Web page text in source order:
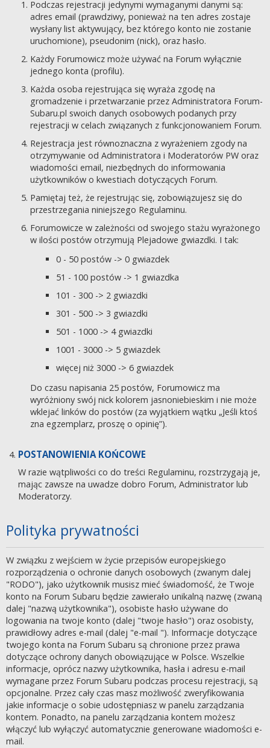
Podczas rejestracji jedynymi wymaganymi danymi są:
adres email (prawdziwy, ponieważ na ten adres zostaje
wysłany list aktywujący, bez którego konto nie zostanie
uruchomione), pseudonim (nick), oraz hasło.
Każdy Forumowicz może używać na Forum wyłącznie
jednego konta (profilu).
Każda osoba rejestrująca się wyraża zgodę na
gromadzenie i przetwarzanie przez Administratora Forum-
Subaru.pl swoich danych osobowych podanych przy
rejestracji w celach związanych z funkcjonowaniem Forum.
Rejestracja jest równoznaczna z wyrażeniem zgody na
otrzymywanie od Administratora i Moderatorów PW oraz
wiadomości email, niezbędnych do informowania
użytkowników o kwestiach dotyczących Forum.
Pamiętaj też, że rejestrując się, zobowiązujesz się do
przestrzegania niniejszego Regulaminu.
Forumowicze w zależności od swojego stażu wyrażonego
w ilości postów otrzymują Plejadowe gwiazdki. I tak:
0 - 50 postów -> 0 gwiazdek
51 - 100 postów -> 1 gwiazdka
101 - 300 -> 2 gwiazdki
301 - 500 -> 3 gwiazdki
501 - 1000 -> 4 gwiazdki
1001 - 3000 -> 5 gwiazdek
więcej niż 3000 -> 6 gwiazdek
Do czasu napisania 25 postów, Forumowicz ma
wyróżniony swój nick kolorem jasnoniebieskim i nie może
wklejać linków do postów (za wyjątkiem wątku „Jeśli ktoś
zna egzemplarz, proszę o opinię”).
POSTANOWIENIA KOŃCOWE
W razie wątpliwości co do treści Regulaminu, rozstrzygają je,
mając zawsze na uwadze dobro Forum, Administrator lub
Moderatorzy.
Polityka prywatności
W związku z wejściem w życie przepisów europejskiego
rozporządzenia o ochronie danych osobowych (zwanym dalej
"RODO"), jako użytkownik musisz mieć świadomość, że Twoje
konto na Forum Subaru będzie zawierało unikalną nazwę (zwaną
dalej "nazwą użytkownika"), osobiste hasło używane do
logowania na twoje konto (dalej "twoje hasło") oraz osobisty,
prawidłowy adres e-mail (dalej "e-mail "). Informacje dotyczące
twojego konta na Forum Subaru są chronione przez prawa
dotyczące ochrony danych obowiązujące w Polsce. Wszelkie
informacje, oprócz nazwy użytkownika, hasła i adresu e-mail
wymagane przez Forum Subaru podczas procesu rejestracji, są
opcjonalne. Przez cały czas masz możliwość zweryfikowania
jakie informacje o sobie udostępniasz w panelu zarządzania
kontem. Ponadto, na panelu zarządzania kontem możesz
włączyć lub wyłączyć automatycznie generowane wiadomości e-
mail.